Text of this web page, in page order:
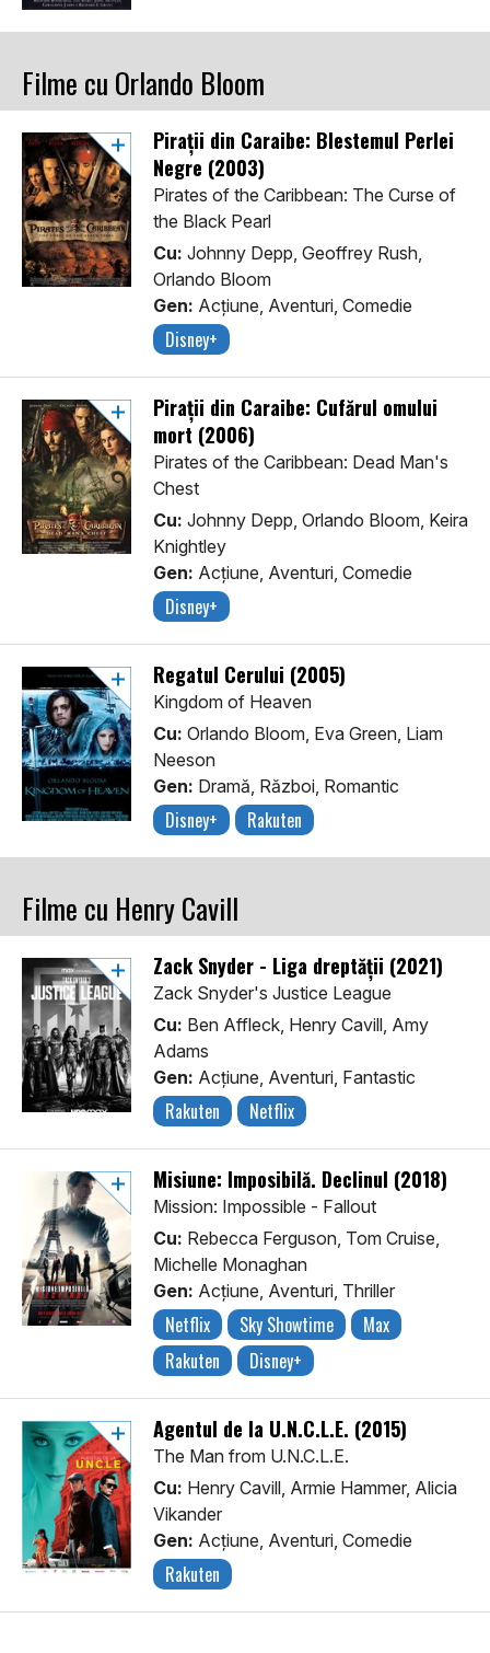
Filme cu Orlando Bloom
Pirații din Caraibe: Blestemul Perlei
Negre (2003)
Pirates of the Caribbean: The Curse of
the Black Pearl
Cu: Johnny Depp, Geoffrey Rush,
Orlando Bloom
Gen: Acţiune, Aventuri, Comedie
Disney+
Pirații din Caraibe: Cufărul omului
mort (2006)
Pirates of the Caribbean: Dead Man's
Chest
Cu: Johnny Depp, Orlando Bloom, Keira
Knightley
Gen: Acţiune, Aventuri, Comedie
Disney+
Regatul Cerului (2005)
Kingdom of Heaven
Cu: Orlando Bloom, Eva Green, Liam
Neeson
Gen: Dramă, Război, Romantic
Disney+ Rakuten
Filme cu Henry Cavill
Zack Snyder - Liga dreptății (2021)
Zack Snyder's Justice League
Cu: Ben Affleck, Henry Cavill, Amy
Adams
Gen: Acţiune, Aventuri, Fantastic
Rakuten Netflix
Misiune: Imposibilă. Declinul (2018)
Mission: Impossible - Fallout
Cu: Rebecca Ferguson, Tom Cruise,
Michelle Monaghan
Gen: Acţiune, Aventuri, Thriller
Netflix Sky Showtime
Max
Rakuten
Disney+
Agentul de la U.N.C.L.E. (2015)
The Man from U.N.C.L.E.
Cu: Henry Cavill, Armie Hammer, Alicia
Vikander
Gen: Acţiune, Aventuri, Comedie
Rakuten